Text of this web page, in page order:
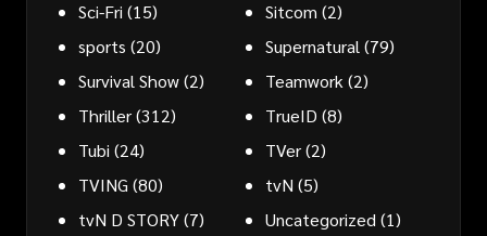
Sci-Fri (15) Sitcom (2)
sports (20) Supernatural (79)
Survival Show(2) Teamwork (2)
Thriller(312) TrueID (8)
Tubi (24) TVer(2)
TVING (80) tvN (5)
tvN D STORY(7) Uncategorized (1)